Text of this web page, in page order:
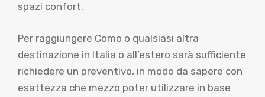
spazi confort.
Per raggiungere Como o qualsiasi altra
destinazione in Italia o all’estero sarà sufficiente
richiedere un preventivo, in modo da sapere con
esattezza che mezzo poter utilizzare in base